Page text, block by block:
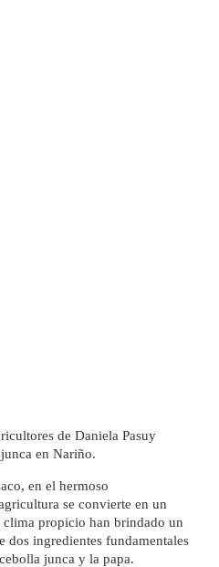
de Daniela Pasuy
en Nariño.
en el hermoso
se convierte en un
propicio han brindado un
dos ingredientes fundamentales
junca y la papa.